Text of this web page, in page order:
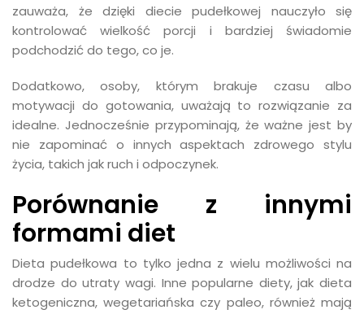
zauważa, że dzięki diecie pudełkowej nauczyło się
kontrolować wielkość porcji i bardziej świadomie
podchodzić do tego, co je.
Dodatkowo, osoby, którym brakuje czasu albo
motywacji do gotowania, uważają to rozwiązanie za
idealne. Jednocześnie przypominają, że ważne jest by
nie zapominać o innych aspektach zdrowego stylu
życia, takich jak ruch i odpoczynek.
Porównanie z innymi
formami diet
Dieta pudełkowa to tylko jedna z wielu możliwości na
drodze do utraty wagi. Inne popularne diety, jak dieta
ketogeniczna, wegetariańska czy paleo, również mają